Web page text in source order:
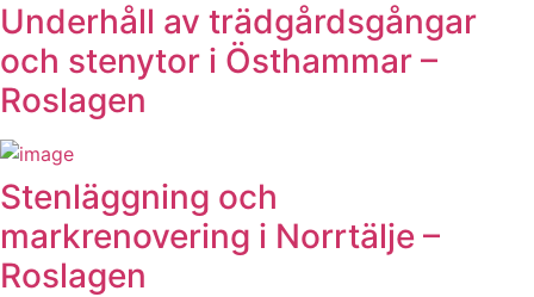
Underhåll av trädgårdsgångar
och stenytor i Östhammar –
Roslagen
Stenläggning och
markrenovering i Norrtälje –
Roslagen